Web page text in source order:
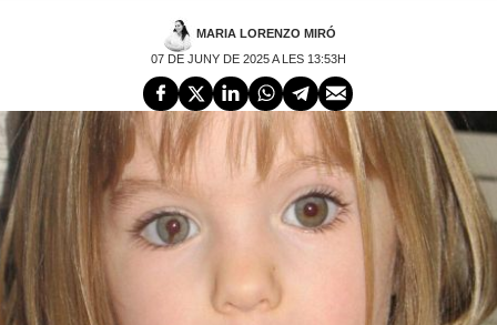
MARIA LORENZO MIRÓ
07 DE JUNY DE 2025 A LES 13:53H